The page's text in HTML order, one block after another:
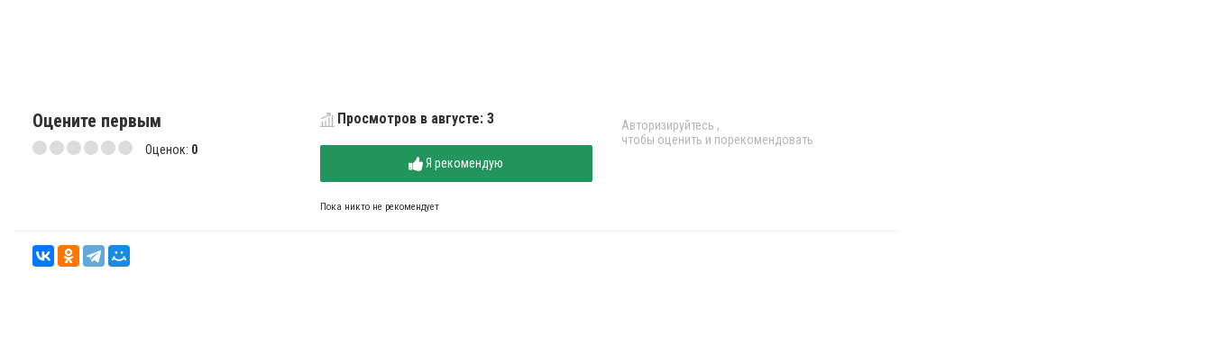
Оцените первым
Оценок: 0
Просмотров в августе: 3
Я рекомендую
Пока никто не рекомендует
Авторизируйтесь ,
чтобы оценить и порекомендовать